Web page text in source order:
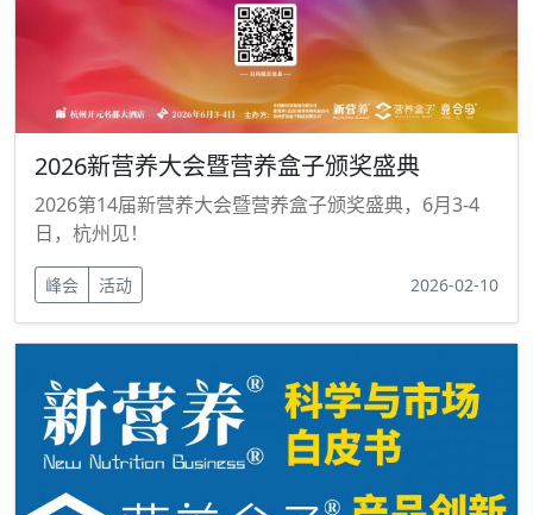
2026新营养大会暨营养盒子颁奖盛典
2026第14届新营养大会暨营养盒子颁奖盛典，6月3-4
日，杭州见！
峰会 活动 2026-02-10